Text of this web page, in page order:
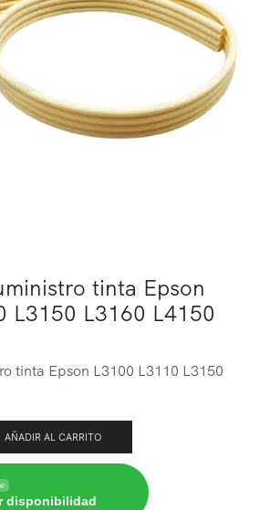
tinta Epson
L3150 L3160 L4150
tinta Epson L3100 L3110 L3150
AÑADIR AL CARRITO
disponibilidad